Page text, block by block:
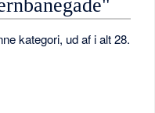
kategori, ud af i alt 28.